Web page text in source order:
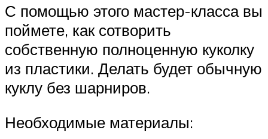
С помощью этого мастер-класса вы
поймете, как сотворить
собственную полноценную куколку
из пластики. Делать будет обычную
куклу без шарниров.
Необходимые материалы: